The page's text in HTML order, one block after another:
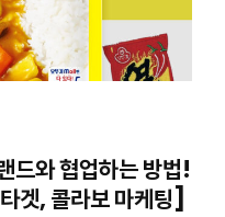
드와 협업하는 방법!
겟, 콜라보 마케팅]